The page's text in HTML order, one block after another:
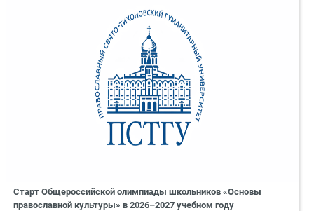
Старт Общероссийской олимпиады школьников «Основы
православной культуры» в 2026–2027 учебном году